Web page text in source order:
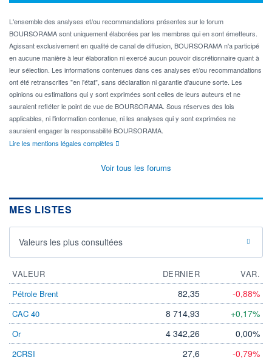
L'ensemble des analyses et/ou recommandations présentes sur le forum
BOURSORAMA sont uniquement élaborées par les membres qui en sont émetteurs.
Agissant exclusivement en qualité de canal de diffusion, BOURSORAMA n'a participé
en aucune manière à leur élaboration ni exercé aucun pouvoir discrétionnaire quant à
leur sélection. Les informations contenues dans ces analyses et/ou recommandations
ont été retranscrites "en l'état", sans déclaration ni garantie d'aucune sorte. Les
opinions ou estimations qui y sont exprimées sont celles de leurs auteurs et ne
sauraient refléter le point de vue de BOURSORAMA. Sous réserves des lois
applicables, ni l'information contenue, ni les analyses qui y sont exprimées ne
sauraient engager la responsabilité BOURSORAMA.
Lire les mentions légales complètes
Voir tous les forums
MES LISTES
Valeurs les plus consultées
VALEUR DERNIER
VAR.
Pétrole Brent
82,35 -0,88%
CAC 40 8 714,93 +0,17%
Or 4 342,26 0,00%
2CRSI 27,6 -0,79%